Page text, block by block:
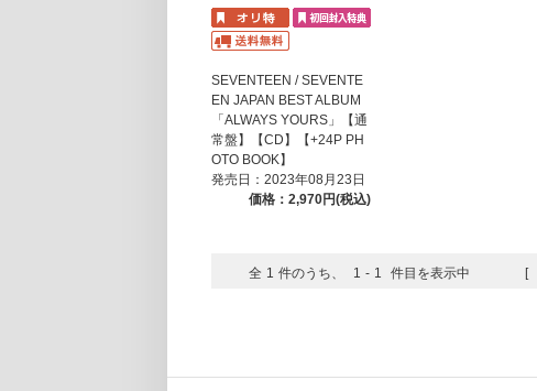
SEVENTEEN / SEVENTE
EN JAPAN BEST ALBUM
「ALWAYS YOURS」【通
常盤】【CD】【+24P PH
OTO BOOK】
発売日：2023年08月23日
価格：2,970円(税込)
全 1 件のうち、 1 - 1 件目を表示中 [